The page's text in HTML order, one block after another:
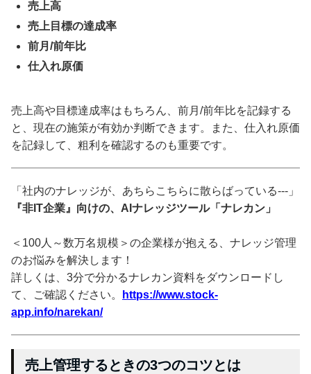
売上高
売上目標の達成率
前月/前年比
仕入れ原価
売上高や目標達成率はもちろん、前月/前年比を記録する
と、現在の施策が有効か判断できます。また、仕入れ原価
を記録して、粗利を確認するのも重要です。
「社内のナレッジが、あちらこちらに散らばっている---」
『非IT企業』向けの、AIナレッジツール「ナレカン」
＜100人～数万名規模＞の企業様が抱える、ナレッジ管理
のお悩みを解決します！
詳しくは、3分で分かるナレカン資料をダウンロードし
て、ご確認ください。
https://www.stock-
app.info/narekan/
売上管理するときの3つのコツとは